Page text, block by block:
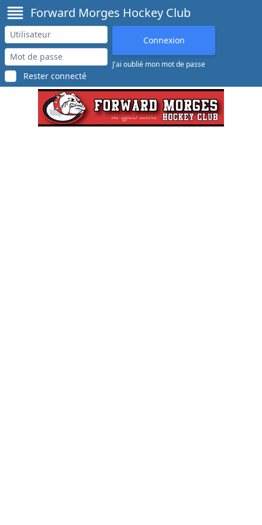
Forward Morges Hockey Club
Rester connecté
J'ai oublié mon mot de passe